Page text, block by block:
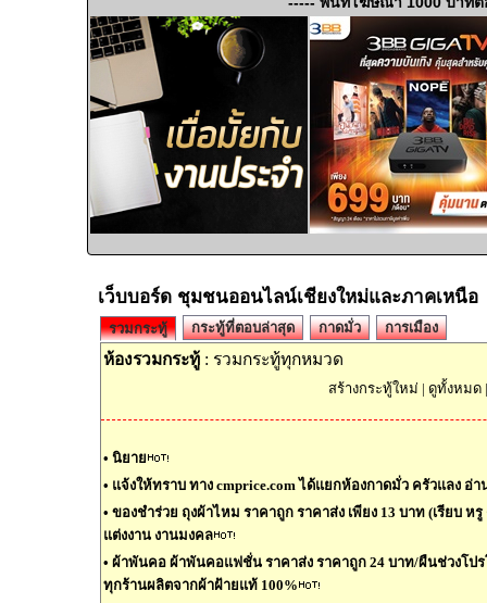
เว็บบอร์ด ชุมชนออนไลน์เชียงใหม่และภาคเหนือ
รวมกระทู้ กระทู้ที่ตอบล่าสุด กาดมั่ว การเมือง
ห้องรวมกระทู้ : รวมกระทู้ทุกหมวด
สร้างกระทู้ใหม่ | ดูทั้งหมด
• นิยาย
• แจ้งให้ทราบ ทาง cmprice.com ได้แยกห้องกาดมั่ว ครัวแลง อ่
• ของชำร่วย ถุงผ้าไหม ราคาถูก ราคาส่ง เพียง 13 บาท (เรียบ ห
แต่งงาน งานมงคล
• ผ้าพันคอ ผ้าพันคอแฟชั่น ราคาส่ง ราคาถูก 24 บาท/ผืนช่วงโป
ทุกร้านผลิตจากผ้าฝ้ายแท้ 100%